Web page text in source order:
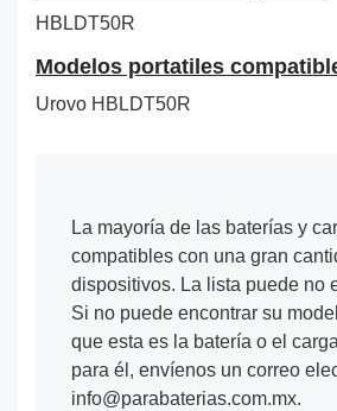
HBLDT50R
Modelos portatiles
Urovo HBLDT50R
La mayoría de las baterías y
compatibles con una gran
dispositivos. La lista puede no
Si no puede encontrar su
que esta es la batería o el
para él, envíenos un correo
info@parabaterias.com.mx.